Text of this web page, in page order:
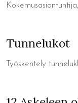
Tunnelukot
Työskentely